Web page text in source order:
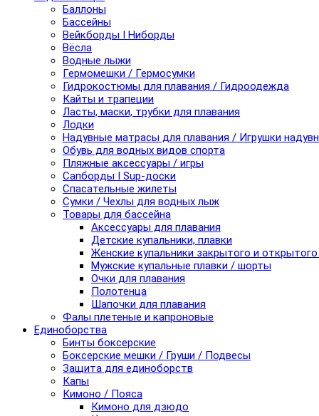
Баллоны
Бассейны
Вейкборды I Ниборды
Вёсла
Водные лыжи
Гермомешки / Гермосумки
Гидрокостюмы для плавания / Гидроодежда
Кайты и трапеции
Ласты, маски, трубки для плавания
Лодки
Надувные матрасы для плавания / Игрушки
Обувь для водных видов спорта
Пляжные аксессуары / игры
Сапборды I Sup-доски
Спасательные жилеты
Сумки / Чехлы для водных лыж
Товары для бассейна
Аксессуары для плавания
Детские купальники, плавки
Женские купальники закрытого и
Мужские купальные плавки / шорты
Очки для плавания
Полотенца
Шапочки для плавания
Фалы плетеные и капроновые
Единоборства
Бинты боксерские
Боксерские мешки / Груши / Подвесы
Защита для единоборств
Капы
Кимоно / Пояса
Кимоно для дзюдо